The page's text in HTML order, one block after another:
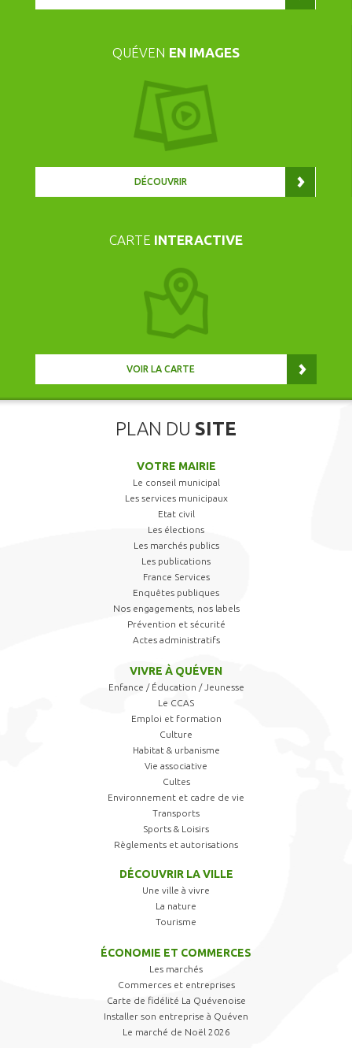
QUÉVEN EN IMAGES
DÉCOUVRIR
CARTE INTERACTIVE
VOIR LA CARTE
PLAN DU SITE
VOTRE MAIRIE
Le conseil municipal
Les services municipaux
Etat civil
Les élections
Les marchés publics
Les publications
France Services
Enquêtes publiques
Nos engagements, nos labels
Prévention et sécurité
Actes administratifs
VIVRE À QUÉVEN
Enfance / Éducation / Jeunesse
Le CCAS
Emploi et formation
Culture
Habitat & urbanisme
Vie associative
Cultes
Environnement et cadre de vie
Transports
Sports & Loisirs
Règlements et autorisations
DÉCOUVRIR LA VILLE
Une ville à vivre
La nature
Tourisme
ÉCONOMIE ET COMMERCES
Les marchés
Commerces et entreprises
Carte de fidélité La Quévenoise
Installer son entreprise à Quéven
Le marché de Noël 2026